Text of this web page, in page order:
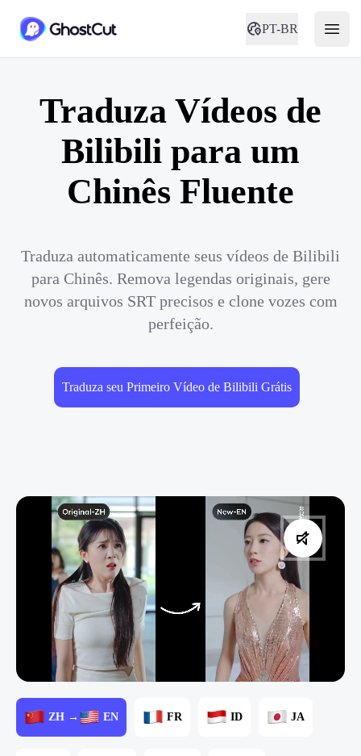
PT-BR
Traduza Vídeos de
Bilibili para um
Chinês Fluente
Traduza automaticamente seus vídeos de Bilibili
para Chinês. Remova legendas originais, gere
novos arquivos SRT precisos e clone vozes com
perfeição.
Traduza seu Primeiro Vídeo de Bilibili Grátis
ZH → EN FR ID JA